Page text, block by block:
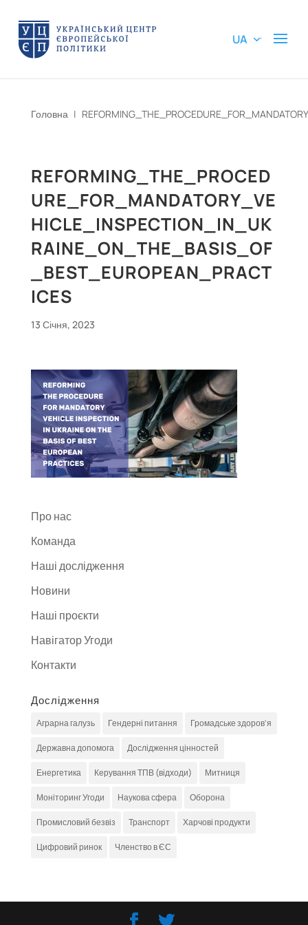
UA
Головна |
REFORMING_THE_PROCED
URE_FOR_MANDATORY_VE
HICLE_INSPECTION_IN_UK
RAINE_ON_THE_BASIS_OF
_BEST_EUROPEAN_PRACT
ICES
13 Січня, 2023
Про нас
Команда
Наші дослідження
Новини
Наші проєкти
Навігатор Угоди
Контакти
Дослідження
Аграрна галузь Гендерні питання Громадське здоров'я
Державна допомога Дослідження цінностей
Енергетика Керування ТПВ (відходи) Митниця
Моніторинг Угоди Наукова сфера Оборона
Промисловий безвіз Транспорт Харчові продукти
Цифровий ринок Членство в ЄС